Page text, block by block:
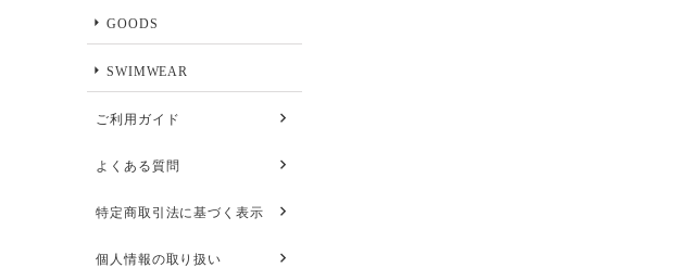
GOODS
SWIMWEAR
ご利用ガイド
よくある質問
特定商取引法に基づく表示
個人情報の取り扱い